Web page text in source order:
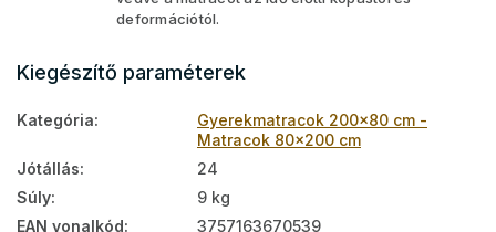
deformációtól.
Kiegészítő paraméterek
Kategória:
Gyerekmatracok 200x80 cm -
Matracok 80x200 cm
Jótállás:
24
Súly:
9 kg
EAN vonalkód:
3757163670539